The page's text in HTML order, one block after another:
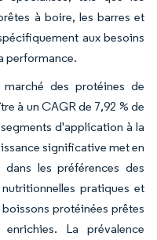
à boire, les barres et
aux besoins
performance.
des protéines de
à un CAGR de 7,92 % de
d'application à la
significative met en
les préférences des
pratiques et
protéinées prêtes
La prévalence